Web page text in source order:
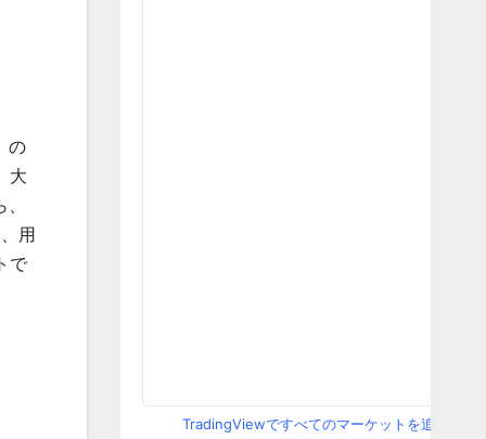
の
大
用
で
TradingViewですべてのマーケットを追跡